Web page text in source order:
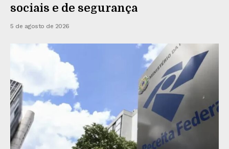
sociais e de segurança
5 de agosto de 2026